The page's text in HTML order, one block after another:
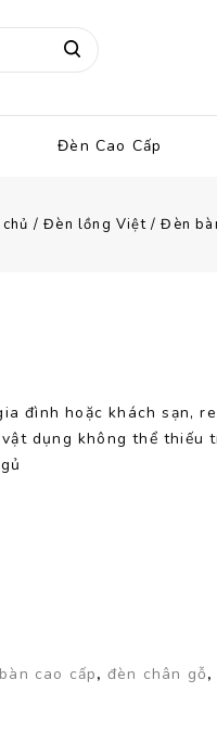
Đèn Cao Cấp
/Đèn lồng Việt/Đèn
đình hoặc khách sạn,
dụng không thể thiếu
cao cấp, đèn chân gỗ,